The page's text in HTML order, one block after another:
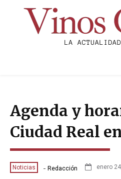
Agenda y
Ciudad Real
Noticias - Redacción enero